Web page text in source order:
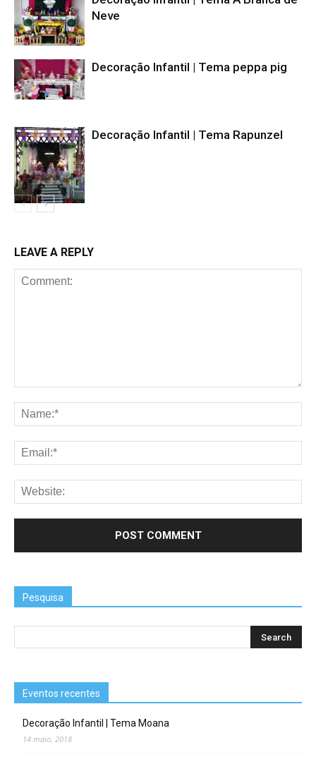
Neve
Decoração Infantil | Tema peppa pig
Decoração Infantil | Tema Rapunzel
LEAVE A REPLY
Pesquisa
Eventos recentes
Decoração Infantil | Tema Moana
14 maio, 2018